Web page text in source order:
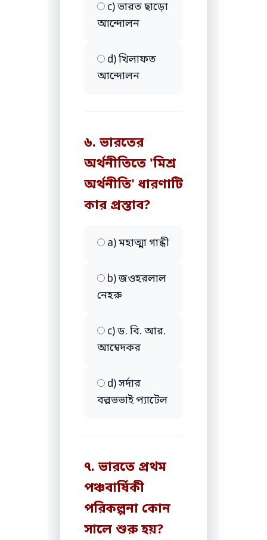
c) ভারত ছাড়ো
আন্দোলন
d) খিলাফত
আন্দোলন
৬. ভারতের
অর্থনীতিতে 'মিশ্র
অর্থনীতি' ধারণাটি
কার প্রস্তাব?
a) মহাত্মা গান্ধী
b) জওহরলাল
নেহরু
c) ড. বি. আর.
আম্বেদকর
d) সর্দার
বল্লভভাই প্যাটেল
৭. ভারতে প্রথম
পঞ্চবার্ষিকী
পরিকল্পনা কোন
সালে শুরু হয়?